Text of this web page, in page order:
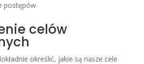
postępów
celów
określić, jakie są nasze cele